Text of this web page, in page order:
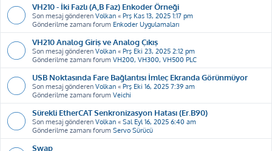
VH210 - İki Fazlı (A,B Faz) Enkoder Örneği
Son mesaj gönderen Volkan « Prş Kas 13, 2025 1:17 pm
Gönderilme zamanı forum Enkoder Uygulamaları
VH210 Analog Giriş ve Analog Çıkış
Son mesaj gönderen Volkan « Prş Eki 23, 2025 2:12 pm
Gönderilme zamanı forum VH200, VH300, VH500 PLC
USB Noktasında Fare Bağlantısı İmleç Ekranda Görünmüyor
Son mesaj gönderen Volkan « Prş Eki 16, 2025 7:39 am
Gönderilme zamanı forum Veichi
Sürekli EtherCAT Senkronizasyon Hatası (Er.B90)
Son mesaj gönderen Volkan « Sal Eyl 16, 2025 6:40 am
Gönderilme zamanı forum Servo Sürücü
Swap